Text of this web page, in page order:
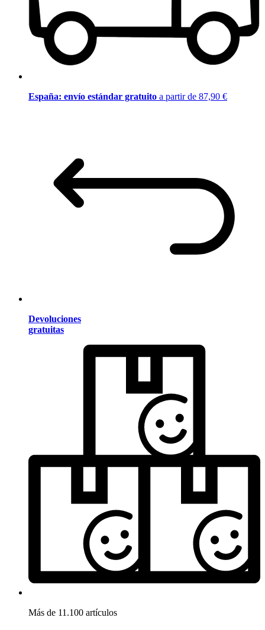
España: envío estándar gratuito a partir de 87,90 €
Devoluciones
gratuitas
Más de 11.100 artículos